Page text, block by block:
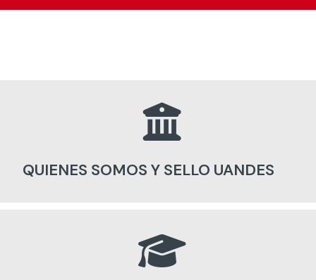
QUIENES SOMOS Y SELLO UANDES